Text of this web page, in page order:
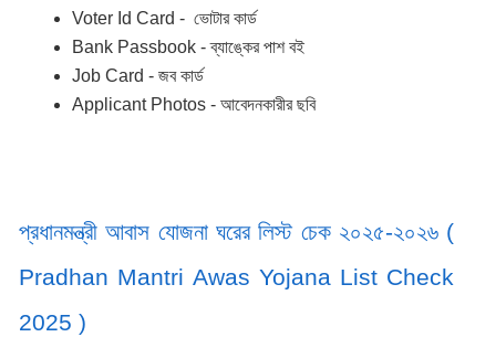
Voter Id Card -  ভোটার কার্ড
Bank Passbook - ব্যাঙ্কের পাশ বই
Job Card - জব কার্ড
Applicant Photos - আবেদনকারীর ছবি
প্রধানমন্ত্রী আবাস যোজনা ঘরের লিস্ট চেক ২০২৫-২০২৬ (
Pradhan Mantri Awas Yojana List Check
2025 )